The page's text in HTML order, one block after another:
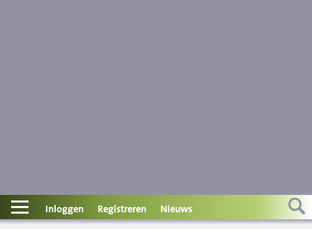
ContactInloggen Registreren Nieuws